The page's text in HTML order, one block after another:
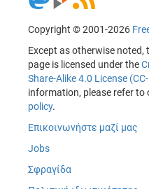
Copyright © 2001-2026
Except as otherwise
page is licensed under the
Share-Alike 4.0 License
information, please refer to
policy.
Επικοινωνήστε μαζί μας
Jobs
Σφραγίδα